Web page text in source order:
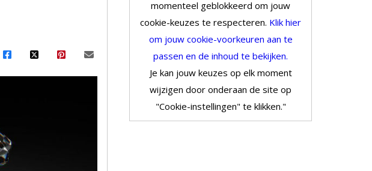
momenteel geblokkeerd om jouw
cookie-keuzes te respecteren. Klik hier
om jouw cookie-voorkeuren aan te
passen en de inhoud te bekijken.
Je kan jouw keuzes op elk moment
wijzigen door onderaan de site op
"Cookie-instellingen" te klikken."